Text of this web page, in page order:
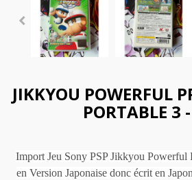
JIKKYOU POWERFUL
PORTABLE 3
Import Jeu Sony PSP Jikkyou Powerful
en Version Japonaise donc écrit en